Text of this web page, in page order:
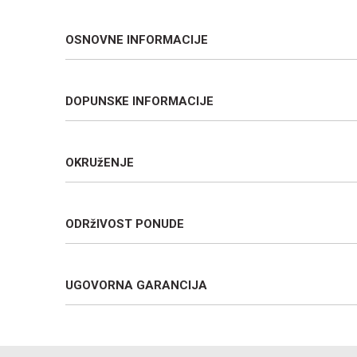
OSNOVNE INFORMACIJE
DOPUNSKE INFORMACIJE
OKRUžENJE
ODRžIVOST PONUDE
UGOVORNA GARANCIJA